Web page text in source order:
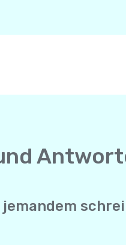
jemandem